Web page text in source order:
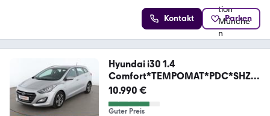
Kontakt Parken
Hyundai i30 1.4
Comfort*TEMPOMAT*PDC*SHZ*
BLUETOOTH*
10.990 €
Guter Preis